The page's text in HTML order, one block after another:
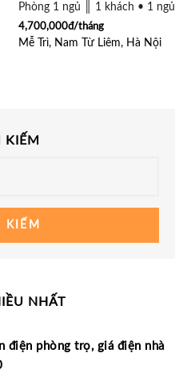
Phòng 1 ngủ ║ 1 khách • 1 ngủ
4,700,000đ/tháng
Mễ Trì, Nam Từ Liêm, Hà Nội
KIẾM
KIẾM
NHẤT
điện phòng trọ, giá điện nhà